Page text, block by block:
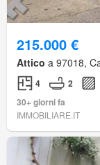
215.000 €
Attico a 97018,
4 2
30+ giorni fa
IMMOBILIARE.IT